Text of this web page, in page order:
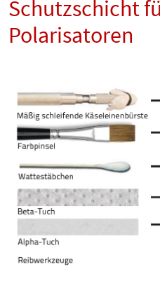
Schutzschicht
Polarisatoren